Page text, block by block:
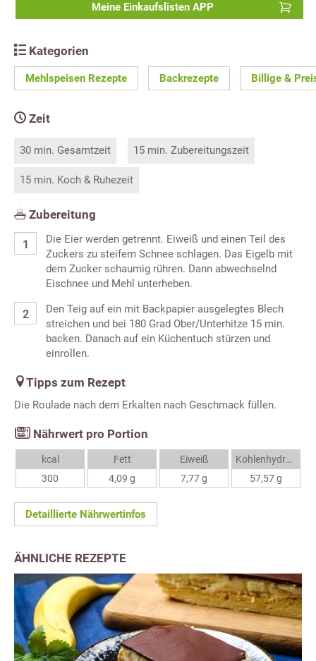
Meine Einkaufslisten APP
Kategorien
Mehlspeisen Rezepte Backrezepte Billige &
Zeit
30 min. Gesamtzeit 15 min. Zubereitungszeit
15 min. Koch & Ruhezeit
Zubereitung
Die Eier werden getrennt. Eiweiß und einen Teil des
Zuckers zu steifem Schnee schlagen. Das Eigelb mit
dem Zucker schaumig rühren. Dann abwechselnd
Eischnee und Mehl unterheben.
Den Teig auf ein mit Backpapier ausgelegtes Blech
streichen und bei 180 Grad Ober/Unterhitze 15 min.
backen. Danach auf ein Küchentuch stürzen und
einrollen.
Tipps zum Rezept
Die Roulade nach dem Erkalten nach Geschmack füllen.
Nährwert pro Portion
kcal
300
Fett
4,09 g
Eiweiß
7,77 g
Kohlenhydrate
57,57 g
Detaillierte Nährwertinfos
ÄHNLICHE REZEPTE